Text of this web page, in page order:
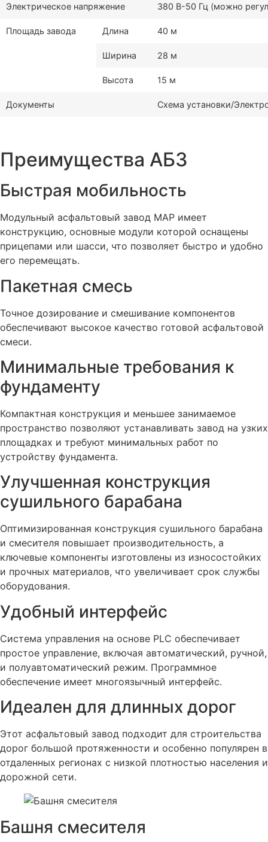
Электрическое напряжение 380 В-50 Гц (можно
Площадь завода Длина 40 м
Ширина 28 м
Высота 15 м
Документы Схема установки/
Преимущества АБЗ
Быстрая мобильность
Модульный асфальтовый завод MAP имеет
конструкцию, основные модули которой оснащены
прицепами или шасси, что позволяет быстро и удобно
его перемещать.
Пакетная смесь
Точное дозирование и смешивание компонентов
обеспечивают высокое качество готовой асфальтовой
смеси.
Минимальные требования к
фундаменту
Компактная конструкция и меньшее занимаемое
пространство позволяют устанавливать завод на узких
площадках и требуют минимальных работ по
устройству фундамента.
Улучшенная конструкция
сушильного барабана
Оптимизированная конструкция сушильного барабана
и смесителя повышает производительность, а
ключевые компоненты изготовлены из износостойких
и прочных материалов, что увеличивает срок службы
оборудования.
Удобный интерфейс
Система управления на основе PLC обеспечивает
простое управление, включая автоматический, ручной,
и полуавтоматический режим. Программное
обеспечение имеет многоязычный интерфейс.
Идеален для длинных дорог
Этот асфальтовый завод подходит для строительства
дорог большой протяженности и особенно популярен в
отдаленных регионах с низкой плотностью населения и
дорожной сети.
Башня смесителя